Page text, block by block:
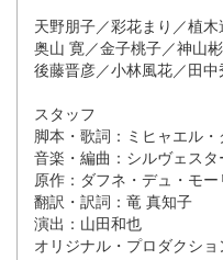
天野朋⼦／彩花まり／植
奥⼭ 寛／⾦⼦桃⼦／神⼭
後藤晋彦／⼩林⾵花／⽥中
スタッフ
脚本・歌詞：ミヒャエル・
音楽・編曲：シルヴェス
原作：ダフネ・デュ・モー
翻訳・訳詞：竜 真知子
演出：山田和也
オリジナル・プロダクシ